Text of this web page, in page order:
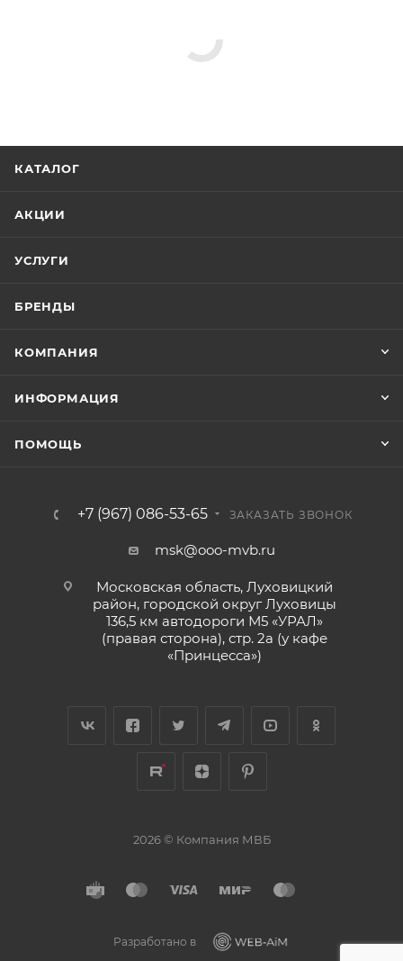
КАТАЛОГ
АКЦИИ
УСЛУГИ
БРЕНДЫ
КОМПАНИЯ
ИНФОРМАЦИЯ
ПОМОЩЬ
+7 (967) 086-53-65 ЗАКАЗАТЬ ЗВОНОК
msk@ooo-mvb.ru
Московская область, Луховицкий
район, городской округ Луховицы
136,5 км автодороги М5 «УРАЛ»
(правая сторона), стр. 2а (у кафе
«‎Принцесса»)
2026 © Компания МВБ
Разработано в